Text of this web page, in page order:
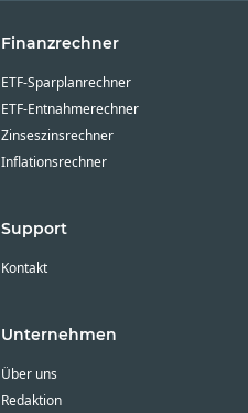
Finanzrechner
ETF-Sparplanrechner
ETF-Entnahmerechner
Zinseszinsrechner
Inflationsrechner
Support
Kontakt
Unternehmen
Über uns
Redaktion